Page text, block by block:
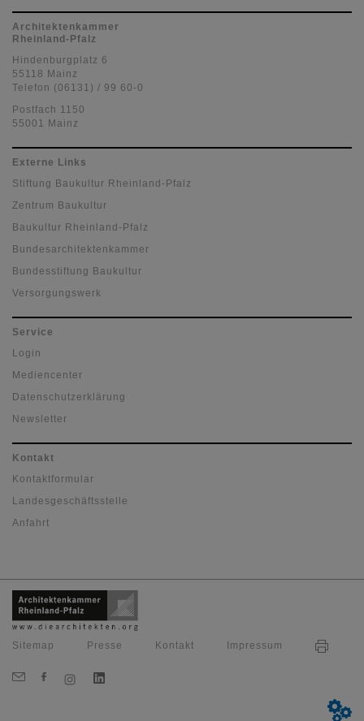
Architektenkammer
Rheinland-Pfalz
Hindenburgplatz 6
55118 Mainz
Telefon (06131) / 99 60-0
Postfach 1150
55001 Mainz
Externe Links
Stiftung Baukultur Rheinland-Pfalz
Zentrum Baukultur
Baukultur Rheinland-Pfalz
Bundesarchitektenkammer
Bundesstiftung Baukultur
Versorgungswerk
Service
Login
Mediencenter
Datenschutzerklärung
Newsletter
Kontakt
Kontaktformular
Landesgeschäftsstelle
Anfahrt
Sitemap Presse Kontakt Impressum